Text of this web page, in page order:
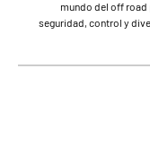
mundo del off
seguridad, control y